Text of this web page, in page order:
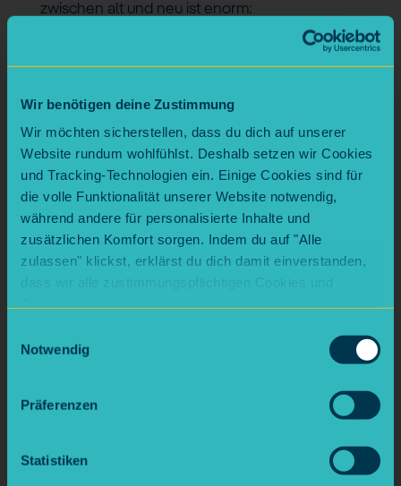
Wir benötigen deine Zustimmung
Wir möchten sicherstellen, dass du dich auf unserer
Website rundum wohlfühlst. Deshalb setzen wir Cookies
und Tracking-Technologien ein. Einige Cookies sind für
die volle Funktionalität unserer Website notwendig,
während andere für personalisierte Inhalte und
zusätzlichen Komfort sorgen. Indem du auf "Alle
zulassen" klickst, erklärst du dich damit einverstanden,
dass wir alle zustimmungspflichtigen Cookies und
Natürlich kannst du deine Entscheidung jederzeit
Notwendig
Präferenzen
Statistiken
zwischen alt und neu ist enorm:
Neue, effiziente Kühlschränke: ca. 90–125
kWh/Jahr (37–51 Euro)
Euro)
Gerade alte Kühlschränke zählen zu den
größten Stromfressern im Haushalt.
Kochen & Elektroherd
aus. Ein Elektroherd verbraucht in einem
Mehrpersonenhaushalt etwa 445 kWh im Jahr
– das sind rund 182 Euro. Große Unterschiede
Gusseisenplatten verbrauchen am meisten